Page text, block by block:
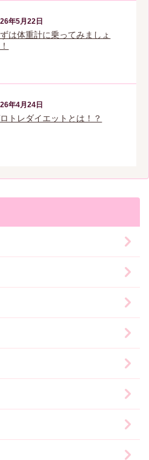
年5月22日
ずは体重計に乗ってみましょ
年4月24日
トレダイエットとは！？